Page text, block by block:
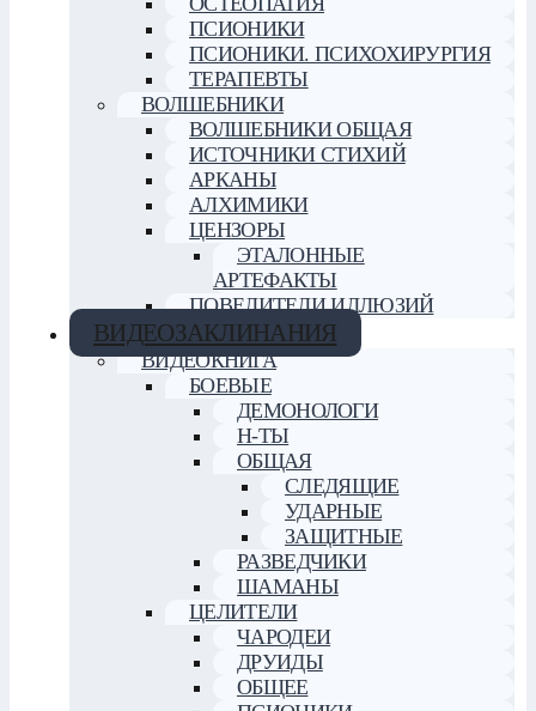
ПСИОНИКИ
ПСИОНИКИ. ПСИХОХИРУРГИЯ
ТЕРАПЕВТЫ
ВОЛШЕБНИКИ
ВОЛШЕБНИКИ ОБЩАЯ
ИСТОЧНИКИ СТИХИЙ
АРКАНЫ
АЛХИМИКИ
ЦЕНЗОРЫ
ЭТАЛОННЫЕ
АРТЕФАКТЫ
ПОВЕЛИТЕЛИ ИЛЛЮЗИЙ
ВИДЕОЗАКЛИНАНИЯ
ВИДЕОКНИГА
БОЕВЫЕ
ДЕМОНОЛОГИ
Н-ТЫ
ОБЩАЯ
СЛЕДЯЩИЕ
УДАРНЫЕ
ЗАЩИТНЫЕ
РАЗВЕДЧИКИ
ШАМАНЫ
ЦЕЛИТЕЛИ
ЧАРОДЕИ
ДРУИДЫ
ОБЩЕЕ